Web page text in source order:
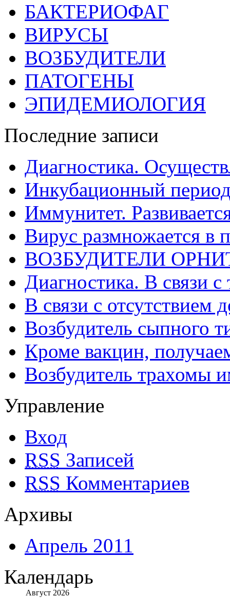
БАКТЕРИОФАГ
ВИРУСЫ
ВОЗБУДИТЕЛИ
ПАТОГЕНЫ
ЭПИДЕМИОЛОГИЯ
Последние записи
Диагностика.
Инкубационный
Иммунитет.
Вирус размножается в
ВОЗБУДИТЕЛИ
Диагностика. В связи с
В связи с отсутствием
Возбудитель сыпного
Кроме вакцин,
Возбудитель трахомы
Управление
Вход
RSS Записей
RSS Комментариев
Архивы
Апрель 2011
Календарь
Август 2026